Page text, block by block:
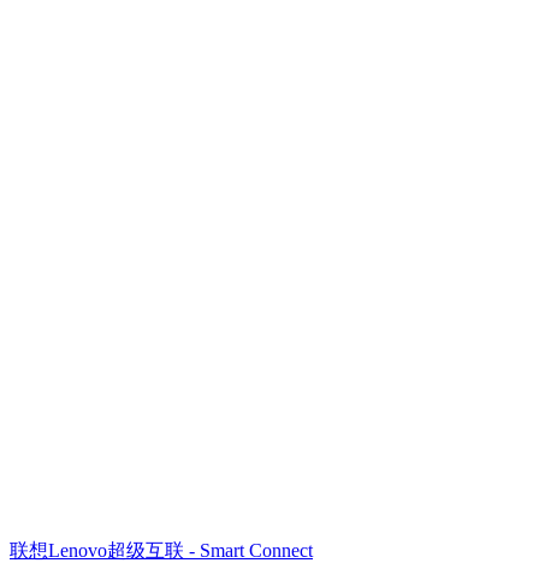
联想Lenovo超级互联 - Smart Connect